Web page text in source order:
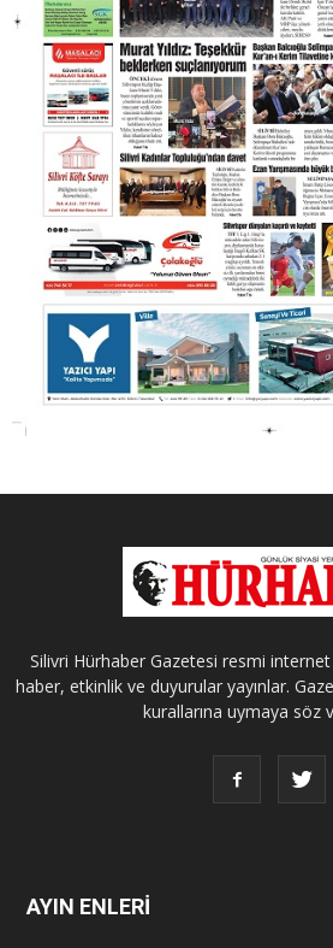
Silivri Hürhaber Gazetesi resmi
haber, etkinlik ve duyurular yayınlar.
kurallarına uymaya söz
AYIN ENLERİ